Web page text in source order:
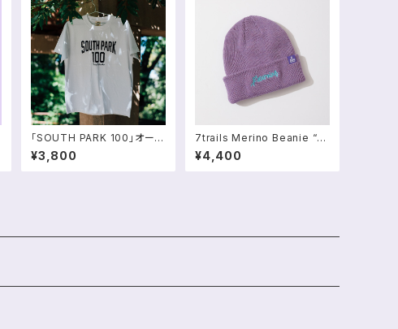
「SOUTH PARK 100」オーガ
ニックコットンTシャツ
¥3,800
7trails Merino Beanie “R
eturning”
¥4,400